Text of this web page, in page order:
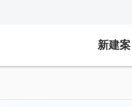
新建案